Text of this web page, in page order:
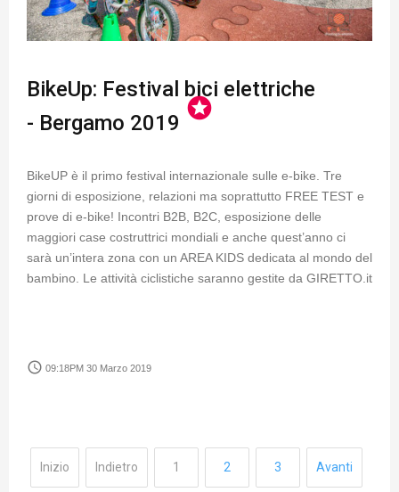
BikeUp: Festival bici elettriche
- Bergamo 2019
stars
BikeUP è il primo festival internazionale sulle e-bike. Tre
giorni di esposizione, relazioni ma soprattutto FREE TEST e
prove di e-bike! Incontri B2B, B2C, esposizione delle
maggiori case costruttrici mondiali e anche quest’anno ci
sarà un’intera zona con un AREA KIDS dedicata al mondo del
bambino. Le attività ciclistiche saranno gestite da GIRETTO.it
access_time 09:18PM 30 Marzo 2019
Inizio Indietro 1 2 3 Avanti